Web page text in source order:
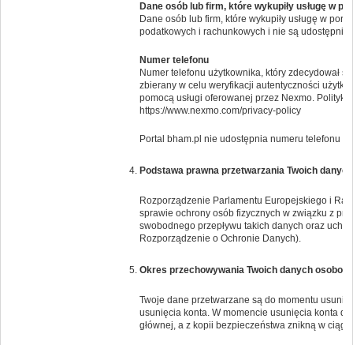
Dane osób lub firm, które wykupiły usługę w
Dane osób lub firm, które wykupiły usługę w
podatkowych i rachunkowych i nie są
Numer telefonu
Numer telefonu użytkownika, który zdecydował
zbierany w celu weryfikacji autentyczności
pomocą usługi oferowanej przez Nexmo.
https://www.nexmo.com/privacy-policy
Portal bham.pl nie udostępnia numeru telefonu
Podstawa prawna przetwarzania Twoich
Rozporządzenie Parlamentu Europejskiego i
sprawie ochrony osób fizycznych w związku z
swobodnego przepływu takich danych oraz
Rozporządzenie o Ochronie Danych).
Okres przechowywania Twoich danych
Twoje dane przetwarzane są do momentu
usunięcia konta. W momencie usunięcia konta
głównej, a z kopii bezpieczeństwa znikną w